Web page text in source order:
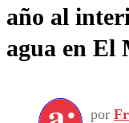
año al
agua en El
por